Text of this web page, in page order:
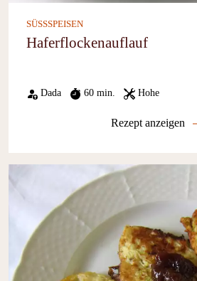
SÜSSSPEISEN
Haferflockenauflauf
Dada 60 min. Hohe
Rezept anzeigen